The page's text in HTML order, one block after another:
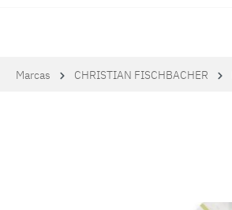
Marcas CHRISTIAN FISCHBACHER